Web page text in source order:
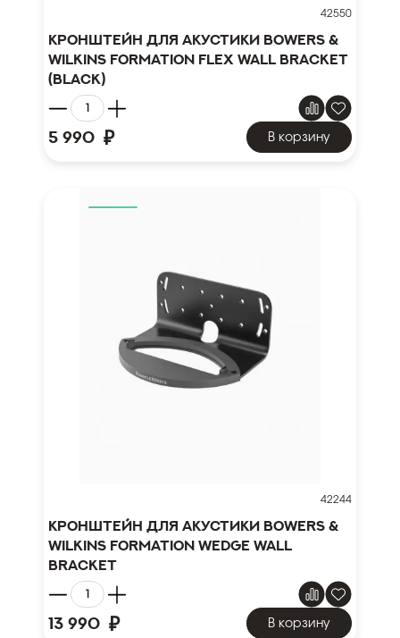
42550
Кронштейн для акустики Bowers &
Wilkins Formation Flex Wall Bracket
(Black)
5 990 ₽ В корзину
42244
Кронштейн для акустики Bowers &
Wilkins Formation Wedge Wall
Bracket
13 990 ₽ В корзину